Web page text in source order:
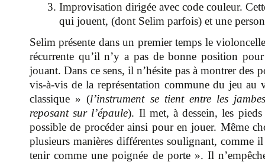
3. Improvisation dirigée avec code couleur.
qui jouent, (dont Selim parfois) et une
Selim présente dans un premier temps le
récurrente qu’il n’y a pas de bonne position pour
jouant. Dans ce sens, il n’hésite pas à montrer
vis-à-vis de la représentation commune du jeu
classique » (l’instrument se tient entre les
reposant sur l’épaule). Il met, à dessein, les
possible de procéder ainsi pour en jouer. Même
plusieurs manières différentes soulignant,
tenir comme une poignée de porte ». Il